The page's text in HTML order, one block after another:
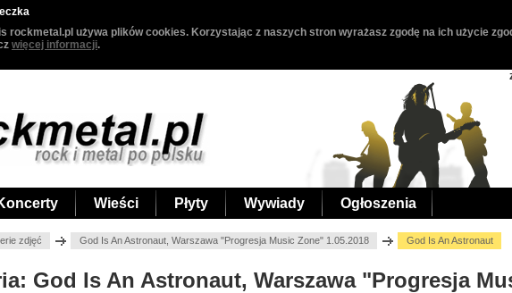
rockmetal.pl używa plików cookies. Korzystając z naszych stron wyrażasz zgodę na ich użycie
więcej informacji.
Wieści Płyty Wywiady Ogłoszenia
zdjęć God Is An Astronaut, Warszawa "Progresja Music Zone" 1.05.2018 God Is An Astronaut
God Is An Astronaut, Warszawa "Progresja